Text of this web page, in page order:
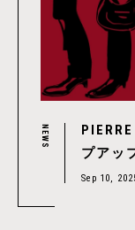
NEWS
プアッ
Sep 10,